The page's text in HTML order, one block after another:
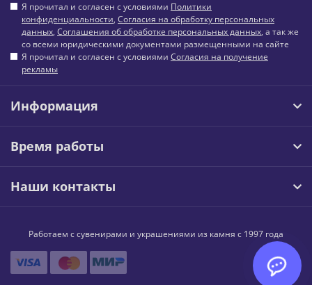
Я прочитал и согласен с условиями Политики
конфиденциальности, Согласия на обработку персональных
данных, Соглашения об обработке персональных данных, а так же
со всеми юридическими документами размещенными на сайте
Я прочитал и согласен с условиями Согласия на получение
рекламы
Информация
Время работы
Наши контакты
Работаем с сувенирами и украшениями из камня с 1997 года